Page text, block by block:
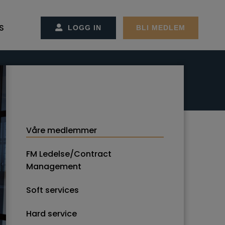
OG STRATEGI
ANNONSØRER
FACILITY MANAGEMENT
LOGG IN BLI MEDLEM
Våre medlemmer
FM Ledelse/Contract
Management
Soft services
Hard service